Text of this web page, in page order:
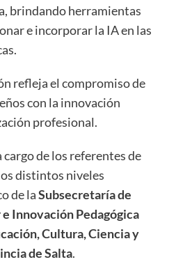
brindando herramientas
e incorporar la IA en las
refleja el compromiso de
con la innovación
profesional.
de los referentes de
distintos niveles
de laSubsecretaría de
Innovación Pedagógica
Cultura, Ciencia y
de Salta.